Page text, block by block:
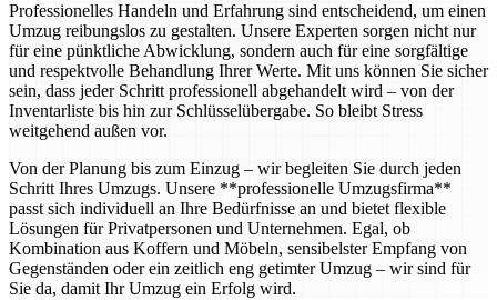
Professionelles Handeln und Erfahrung sind entscheidend, um einen
Umzug reibungslos zu gestalten. Unsere Experten sorgen nicht nur
für eine pünktliche Abwicklung, sondern auch für eine sorgfältige
und respektvolle Behandlung Ihrer Werte. Mit uns können Sie sicher
sein, dass jeder Schritt professionell abgehandelt wird – von der
Inventarliste bis hin zur Schlüsselübergabe. So bleibt Stress
weitgehend außen vor.
Von der Planung bis zum Einzug – wir begleiten Sie durch jeden
Schritt Ihres Umzugs. Unsere **professionelle Umzugsfirma**
passt sich individuell an Ihre Bedürfnisse an und bietet flexible
Lösungen für Privatpersonen und Unternehmen. Egal, ob
Kombination aus Koffern und Möbeln, sensibelster Empfang von
Gegenständen oder ein zeitlich eng getimter Umzug – wir sind für
Sie da, damit Ihr Umzug ein Erfolg wird.